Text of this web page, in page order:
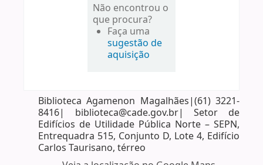
Não encontrou o
que procura?
Faça uma
sugestão de
aquisição
Biblioteca Agamenon Magalhães|(61) 3221-
8416| biblioteca@cade.gov.br| Setor de
Edifícios de Utilidade Pública Norte – SEPN,
Entrequadra 515, Conjunto D, Lote 4, Edifício
Carlos Taurisano, térreo